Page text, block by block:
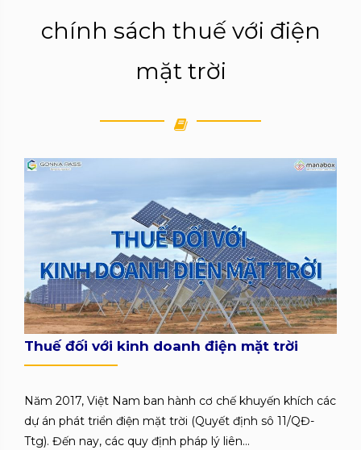
chính sách thuế với điện
mặt trời
Thuế đối với kinh doanh điện mặt trời
Năm 2017, Việt Nam ban hành cơ chế khuyến khích các
dự án phát triển điện mặt trời (Quyết định sô 11/QĐ-
Ttg). Đến nay, các quy định pháp lý liên...